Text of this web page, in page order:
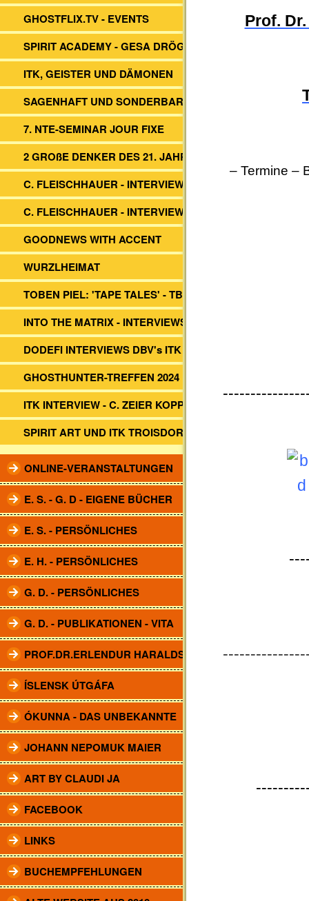
GHOSTFLIX.TV - EVENTS
SPIRIT ACADEMY - GESA DRÖGE
ITK, GEISTER UND DÄMONEN
SAGENHAFT UND SONDERBAR
7. NTE-SEMINAR JOUR FIXE
2 GROßE DENKER DES 21. JAHRH.
C. FLEISCHHAUER - INTERVIEW ITK
C. FLEISCHHAUER - INTERVIEW DBV
GOODNEWS WITH ACCENT
WURZLHEIMAT
TOBEN PIEL: 'TAPE TALES' - TBS -
INTO THE MATRIX - INTERVIEWS
DODEFI INTERVIEWS DBV's ITK
GHOSTHUNTER-TREFFEN 2024
ITK INTERVIEW - C. ZEIER KOPP
SPIRIT ART UND ITK TROISDORF
ONLINE-VERANSTALTUNGEN
E. S. - G. D - EIGENE BÜCHER
E. S. - PERSÖNLICHES
E. H. - PERSÖNLICHES
G. D. - PERSÖNLICHES
G. D. - PUBLIKATIONEN - VITA
PROF.DR.ERLENDUR HARALDSSON
ÍSLENSK ÚTGÁFA
ÓKUNNA - DAS UNBEKANNTE
JOHANN NEPOMUK MAIER
ART BY CLAUDI JA
FACEBOOK
LINKS
BUCHEMPFEHLUNGEN
Prof.
– Termine –